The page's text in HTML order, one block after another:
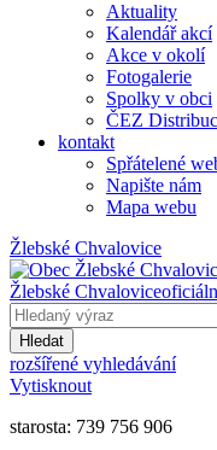
Aktuality
Kalendář akcí
Akce v okolí
Fotogalerie
Spolky v obci
ČEZ
kontakt
Spřátelené
Napište nám
Mapa webu
Žlebské Chvalovice
Žlebské Chvalovice
Hledat
rozšířené vyhledávání
Vytisknout
starosta: 739 756 906